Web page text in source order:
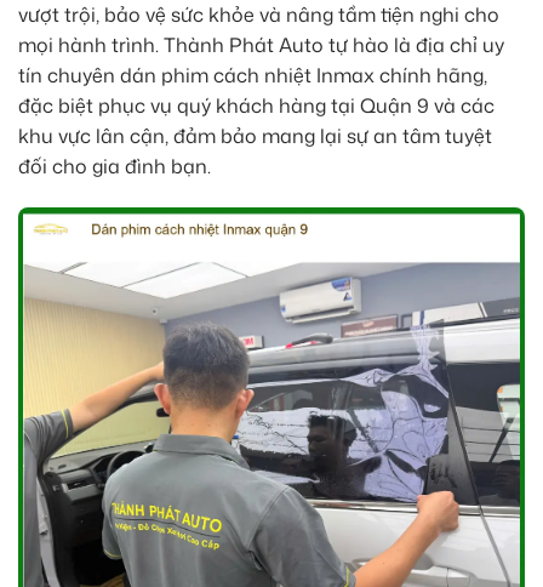
vượt trội, bảo vệ sức khỏe và nâng tầm tiện nghi cho
mọi hành trình. Thành Phát Auto tự hào là địa chỉ uy
tín chuyên dán phim cách nhiệt Inmax chính hãng,
đặc biệt phục vụ quý khách hàng tại Quận 9 và các
khu vực lân cận, đảm bảo mang lại sự an tâm tuyệt
đối cho gia đình bạn.